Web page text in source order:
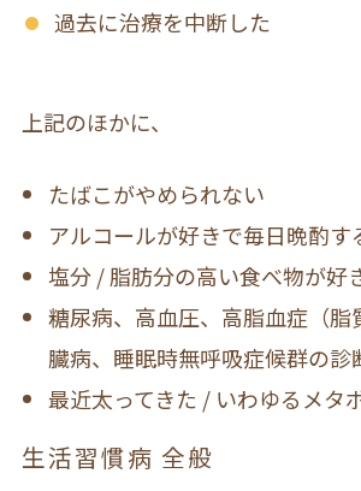
過去に治療を中断した
上記のほかに、
たばこがやめられない
アルコールが好きで毎日晩酌す
塩分 / 脂肪分の高い食べ物が好
糖尿病、高血圧、高脂血症（脂
臓病、睡眠時無呼吸症候群の診
最近太ってきた / いわゆるメタ
生活習慣病 全般